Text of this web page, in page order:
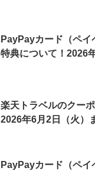
PayPayカード（ペ
特典について！2026
楽天トラベルのクー
2026年6月2日（火）
PayPayカード（ペ